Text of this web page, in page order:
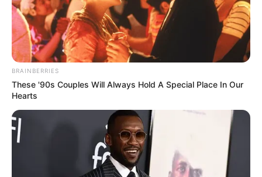
BRAINBERRIES
These '90s Couples Will Always Hold A Special Place In Our
Hearts